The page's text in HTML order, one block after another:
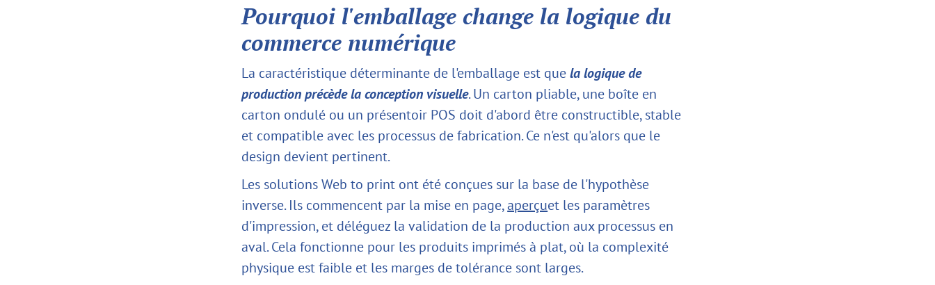
Pourquoi l'emballage change la logique du
commerce numérique
La caractéristique déterminante de l'emballage est quela logique de
production précède la conception visuelle. Un carton pliable, une boîte en
carton ondulé ou un présentoir POS doit d'abord être constructible, stable
et compatible avec les processus de fabrication. Ce n'est qu'alors que le
design devient pertinent.
Les solutions Web to print ont été conçues sur la base de l'hypothèse
inverse. Ils commencent par la mise en page,aperçuet les paramètres
d'impression, et déléguez la validation de la production aux processus en
aval. Cela fonctionne pour les produits imprimés à plat, où la complexité
physique est faible et les marges de tolérance sont larges.